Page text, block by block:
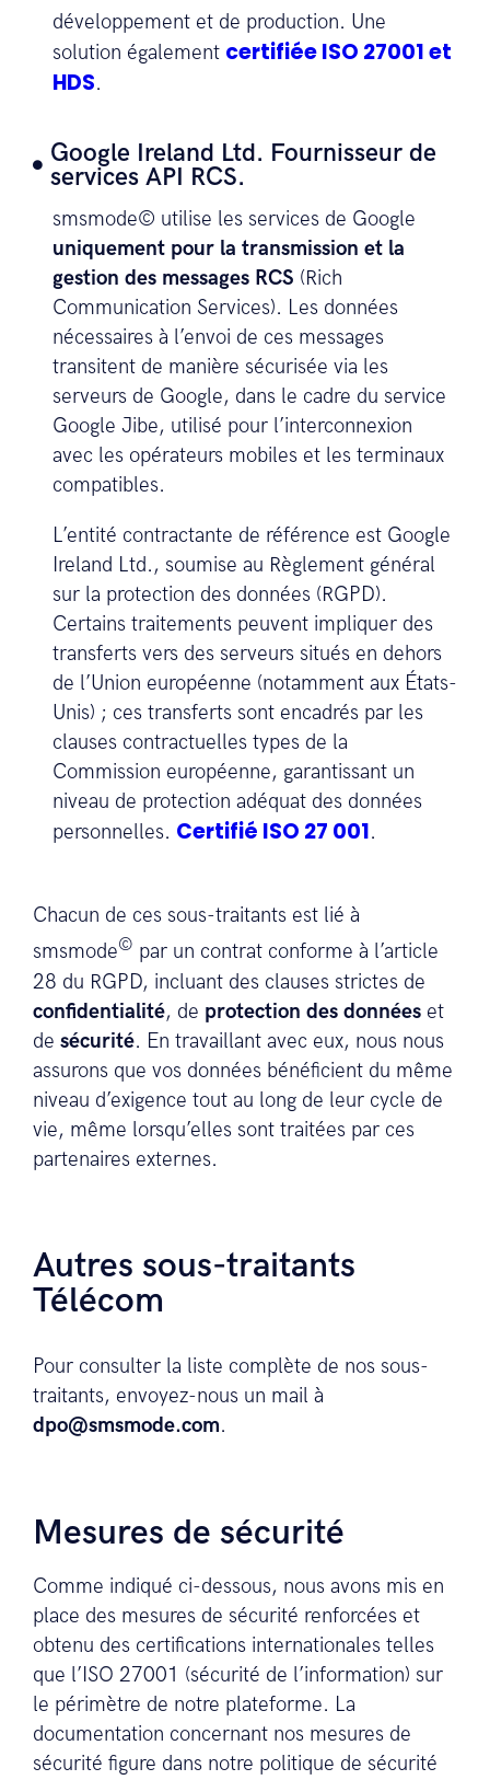
développement et de production. Une
solution également certifiée ISO 27001 et
HDS.
Google Ireland Ltd. Fournisseur de
services API RCS.
smsmode© utilise les services de Google
uniquement pour la transmission et la
gestion des messages RCS (Rich
Communication Services). Les données
nécessaires à l’envoi de ces messages
transitent de manière sécurisée via les
serveurs de Google, dans le cadre du service
Google Jibe, utilisé pour l’interconnexion
avec les opérateurs mobiles et les terminaux
compatibles.
L’entité contractante de référence est Google
Ireland Ltd., soumise au Règlement général
sur la protection des données (RGPD).
Certains traitements peuvent impliquer des
transferts vers des serveurs situés en dehors
de l’Union européenne (notamment aux États-
Unis) ; ces transferts sont encadrés par les
clauses contractuelles types de la
Commission européenne, garantissant un
niveau de protection adéquat des données
personnelles. Certifié ISO 27 001.
Chacun de ces sous-traitants est lié à
smsmode© par un contrat conforme à l’article
28 du RGPD, incluant des clauses strictes de
confidentialité, de protection des données et
de sécurité. En travaillant avec eux, nous nous
assurons que vos données bénéficient du même
niveau d’exigence tout au long de leur cycle de
vie, même lorsqu’elles sont traitées par ces
partenaires externes.
Autres sous-traitants
Télécom
Pour consulter la liste complète de nos sous-
traitants, envoyez-nous un mail à
dpo@smsmode.com.
Mesures de sécurité
Comme indiqué ci-dessous, nous avons mis en
place des mesures de sécurité renforcées et
obtenu des certifications internationales telles
que l’ISO 27001 (sécurité de l’information) sur
le périmètre de notre plateforme. La
documentation concernant nos mesures de
sécurité figure dans notre politique de sécurité